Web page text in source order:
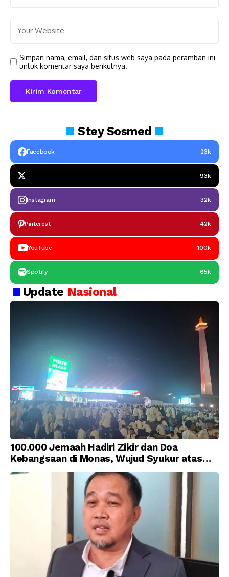
Simpan nama, email, dan situs web saya pada peramban ini
untuk komentar saya berikutnya.
SteySosmed
Facebook 23k
93k
Instagram 32k
Pinterest 42k
YouTube 100k
Spotify 65k
Update Nasional
100.000 Jemaah Hadiri Zikir dan Doa
Kebangsaan di Monas, Wujud Syukur atas
Kemerdekaan Indonesia